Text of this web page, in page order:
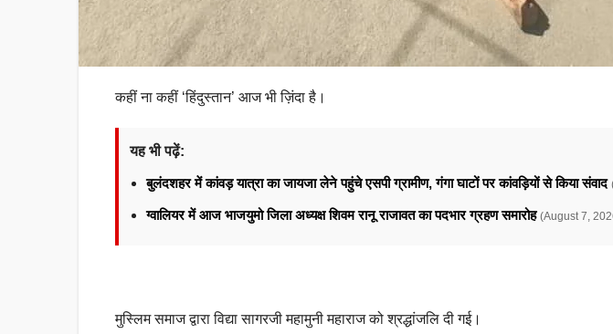
कहीं ना कहीं ‘हिंदुस्तान’ आज भी ज़िंदा है।
यह भी पढ़ें:
बुलंदशहर में कांवड़ यात्रा का जायजा लेने पहुंचे एसपी ग्रामीण, गंगा घाटों पर कांवड़ियों से किया संवाद
ग्वालियर में आज भाजयुमो जिला अध्यक्ष शिवम रानू राजावत का पदभार ग्रहण समारोह (August 7,
मुस्लिम समाज द्वारा विद्या सागरजी महामुनी महाराज को श्रद्धांजलि दी गई।